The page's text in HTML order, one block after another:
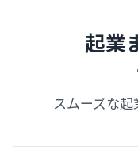
起業
スムーズな